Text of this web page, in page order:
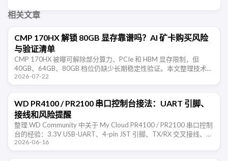
相关文章
CMP 170HX 解锁 80GB 显存靠谱吗？AI 矿卡购买风险
与验证清单
CMP 170HX 被曝可解除部分算力、PCIe 和 HBM 显存限制，但
40GB、64GB、80GB 档位仍缺少长期稳定性验证。本文整理技术边
界、购买风险和验收清单。
2026-07-22
WD PR4100 / PR2100 串口控制台接法：UART 引脚、
接线和风险提醒
整理 WD Community 中关于 My Cloud PR4100 / PR2100 串口控制
台的经验：3.3V USB-UART、4-pin JST 引脚、TX/RX 交叉接线、
115200 …
2026-06-16